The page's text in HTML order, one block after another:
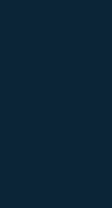
En la misma
Provincial de
“el
lo hemos
existencia de
las
Igualmente lo
Soria en
acredita el daño
que el